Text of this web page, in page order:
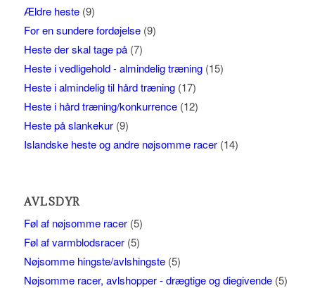
Ældre heste (9)
For en sundere fordøjelse (9)
Heste der skal tage på (7)
Heste i vedligehold - almindelig træning (15)
Heste i almindelig til hård træning (17)
Heste i hård træning/konkurrence (12)
Heste på slankekur (9)
Islandske heste og andre nøjsomme racer (14)
AVLSDYR
Føl af nøjsomme racer (5)
Føl af varmblodsracer (5)
Nøjsomme hingste/avlshingste (5)
Nøjsomme racer, avlshopper - drægtige og diegivende (5)